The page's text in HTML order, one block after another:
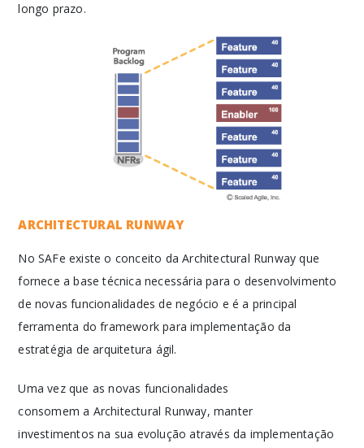
longo prazo.
ARCHITECTURAL RUNWAY
No SAFe existe o conceito da Architectural Runway que
fornece a base técnica necessária para o desenvolvimento
de novas funcionalidades de negócio e é a principal
ferramenta do framework para implementação da
estratégia de arquitetura ágil.
Uma vez que as novas funcionalidades
consomem a Architectural Runway, manter
investimentos na sua evolução através da implementação